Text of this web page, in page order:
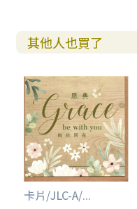
其他人也買了
卡片/JLC-A/...